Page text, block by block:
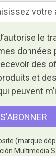
le
données
des
et
peuvent
(marque
Multimedia